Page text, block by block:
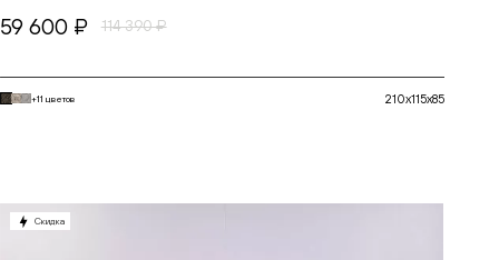
59 600 ₽ 114 390 ₽
+11 цветов 210x115x85
Скидка